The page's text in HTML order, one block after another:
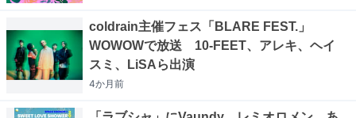
coldrain主催フェス「BLARE FEST.」
WOWOWで放送 10-FEET、アレキ、ヘイ
スミ、LiSAら出演
4か月前